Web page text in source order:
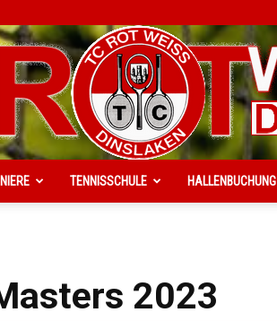
TENNISSCHULE HALLENBUCHUNG
2023